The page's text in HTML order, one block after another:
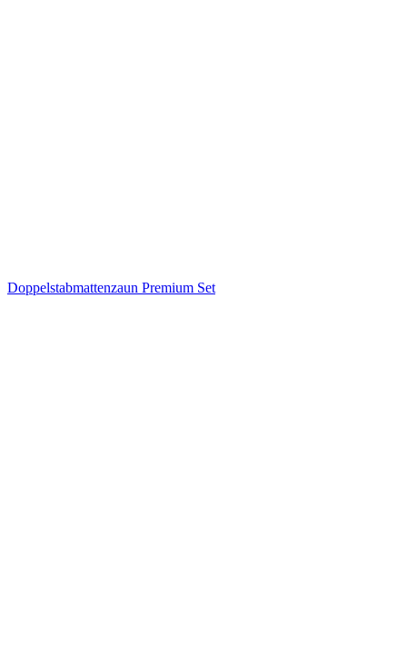
Doppelstabmattenzaun Premium Set